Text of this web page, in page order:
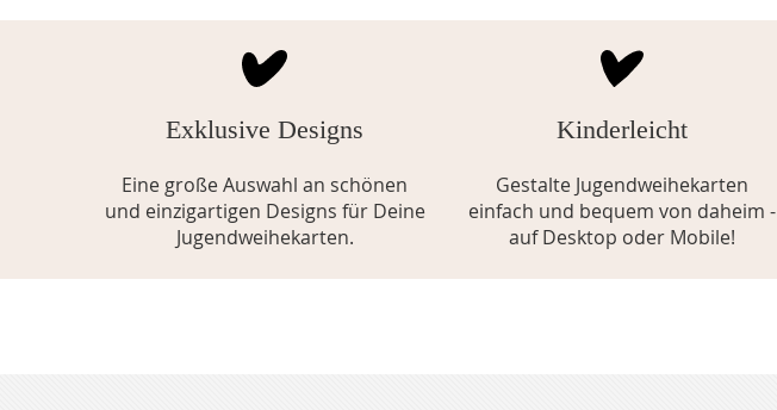
Exklusive Designs
Eine große Auswahl an schönen
und einzigartigen Designs für Deine
Jugendweihekarten.
Kinderleicht
Gestalte Jugendweihekarten
einfach und bequem von daheim -
auf Desktop oder Mobile!